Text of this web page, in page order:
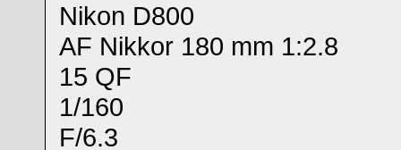
Nikon D800
AF Nikkor 180 mm 1:2.8
15 QF
1/160
F/6.3